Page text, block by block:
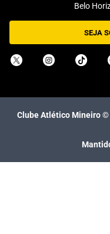
Belo
SEJA
Clube Atlético Mineiro ©